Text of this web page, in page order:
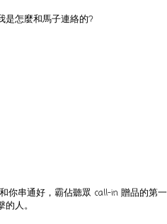
是怎麼和馬子連絡的?
你串通好，霸佔聽眾 call-in 贈品的
人。